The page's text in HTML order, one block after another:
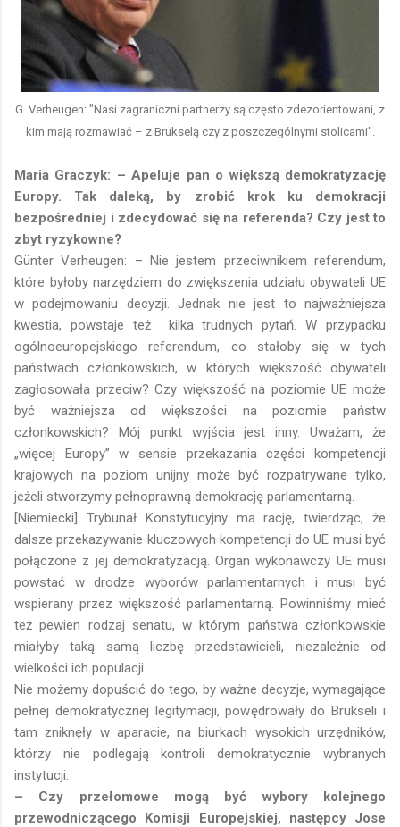
G. Verheugen: "Nasi zagraniczni partnerzy są często zdezorientowani, z
kim mają rozmawiać – z Brukselą czy z poszczególnymi stolicami".
Maria Graczyk: – Apeluje pan o większą demokratyzację
Europy. Tak daleką, by zrobić krok ku demokracji
bezpośredniej i zdecydować się na referenda? Czy jest to
zbyt ryzykowne?
Günter Verheugen: – Nie jestem przeciwnikiem referendum,
które byłoby narzędziem do zwiększenia udziału obywateli UE
w podejmowaniu decyzji. Jednak nie jest to najważniejsza
kwestia, powstaje też kilka trudnych pytań. W przypadku
ogólnoeuropejskiego referendum, co stałoby się w tych
państwach członkowskich, w których większość obywateli
zagłosowała przeciw? Czy większość na poziomie UE może
być ważniejsza od większości na poziomie państw
członkowskich? Mój punkt wyjścia jest inny. Uważam, że
„więcej Europy” w sensie przekazania części kompetencji
krajowych na poziom unijny może być rozpatrywane tylko,
jeżeli stworzymy pełnoprawną demokrację parlamentarną.
[Niemiecki] Trybunał Konstytucyjny ma rację, twierdząc, że
dalsze przekazywanie kluczowych kompetencji do UE musi być
połączone z jej demokratyzacją. Organ wykonawczy UE musi
powstać w drodze wyborów parlamentarnych i musi być
wspierany przez większość parlamentarną. Powinniśmy mieć
też pewien rodzaj senatu, w którym państwa członkowskie
miałyby taką samą liczbę przedstawicieli, niezależnie od
wielkości ich populacji.
Nie możemy dopuścić do tego, by ważne decyzje, wymagające
pełnej demokratycznej legitymacji, powędrowały do Brukseli i
tam zniknęły w aparacie, na biurkach wysokich urzędników,
którzy nie podlegają kontroli demokratycznie wybranych
instytucji.
– Czy przełomowe mogą być wybory kolejnego
przewodniczącego Komisji Europejskiej, następcy Jose